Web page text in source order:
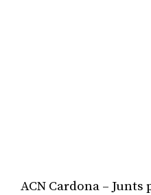
ACN Cardona – Junts